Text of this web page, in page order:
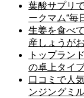
葉酸サプリ
ークマム“毎
生姜を食べ
産しょうが
トップラン
の卓上タイ
口コミで人
ンジングミ